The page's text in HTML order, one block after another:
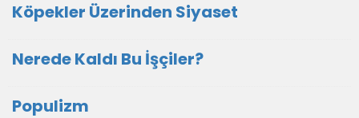
Köpekler Üzerinden Siyaset
Nerede Kaldı Bu İşçiler?
Populizm